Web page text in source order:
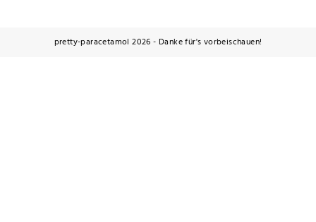
pretty-paracetamol 2026 - Danke für's vorbeischauen!